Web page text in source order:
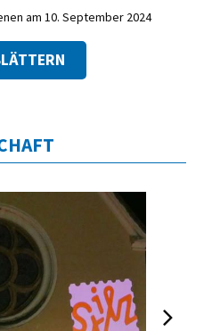
am 10. September 2024